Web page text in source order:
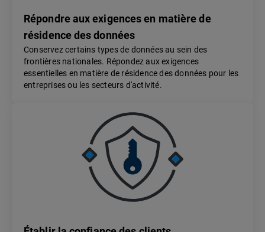
Répondre aux exigences en matière de
résidence des données
Conservez certains types de données au sein des
frontières nationales. Répondez aux exigences
essentielles en matière de résidence des données pour les
entreprises ou les secteurs d'activité.